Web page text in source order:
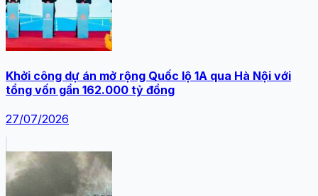
Khởi công dự án mở rộng Quốc lộ 1A qua Hà Nội với
tổng vốn gần 162.000 tỷ đồng
27/07/2026